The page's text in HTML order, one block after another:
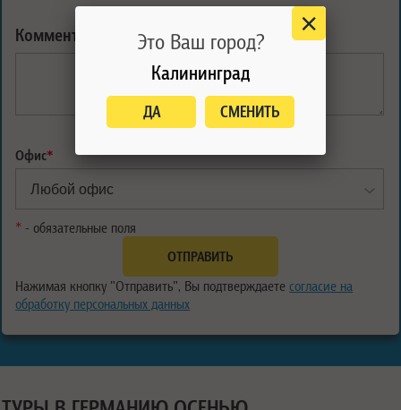
Комментарий:
Офис*
* - обязательные поля
Нажимая кнопку "Отправить", Вы подтверждаете согласие на
обработку персональных данных
Это Ваш город?
Калининград
ДА СМЕНИТЬ